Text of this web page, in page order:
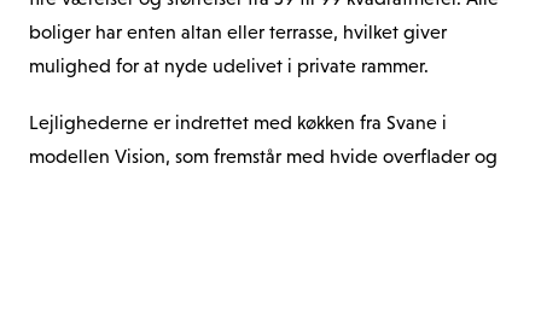
boliger har enten altan eller terrasse, hvilket giver
mulighed for at nyde udelivet i private rammer.
Lejlighederne er indrettet med køkken fra Svane i
modellen Vision, som fremstår med hvide overflader og